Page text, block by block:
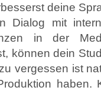
deine
Dialog mit
in der
können dein
vergessen ist
haben.